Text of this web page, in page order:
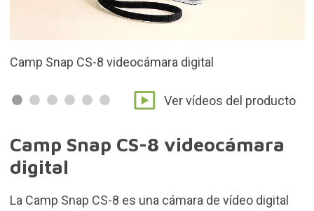
Cámara de vídeo digital inspirada
Camp Snap CS-8 videocámara
digital